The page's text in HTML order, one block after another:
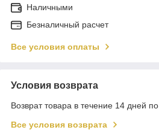
Наличными
Безналичный расчет
Все условия оплаты
Условия возврата
Возврат товара в течение 14 дней
Все условия возврата